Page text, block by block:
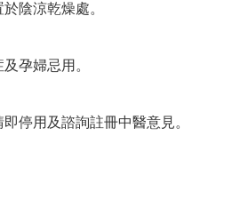
陰涼乾燥處。
孕婦忌用。
停用及諮詢註冊中醫意見。